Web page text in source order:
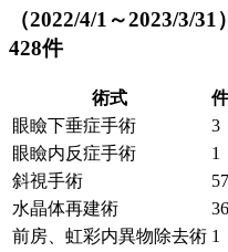
（2022/4/1～2023/
428件
術式
眼瞼下垂症手術
3
眼瞼内反症手術
1
斜視手術
57
水晶体再建術
前房、虹彩内異物除去術 1